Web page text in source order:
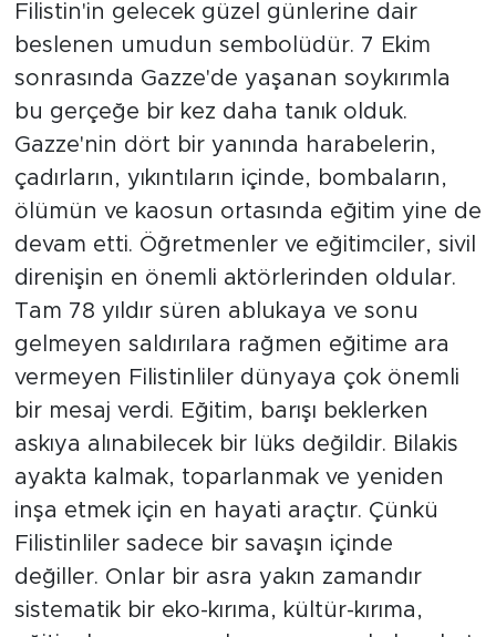
Filistin'in gelecek güzel günlerine dair
beslenen umudun sembolüdür. 7 Ekim
sonrasında Gazze'de yaşanan soykırımla
bu gerçeğe bir kez daha tanık olduk.
Gazze'nin dört bir yanında harabelerin,
çadırların, yıkıntıların içinde, bombaların,
ölümün ve kaosun ortasında eğitim yine de
devam etti. Öğretmenler ve eğitimciler, sivil
direnişin en önemli aktörlerinden oldular.
Tam 78 yıldır süren ablukaya ve sonu
gelmeyen saldırılara rağmen eğitime ara
vermeyen Filistinliler dünyaya çok önemli
bir mesaj verdi. Eğitim, barışı beklerken
askıya alınabilecek bir lüks değildir. Bilakis
ayakta kalmak, toparlanmak ve yeniden
inşa etmek için en hayati araçtır. Çünkü
Filistinliler sadece bir savaşın içinde
değiller. Onlar bir asra yakın zamandır
sistematik bir eko-kırıma, kültür-kırıma,